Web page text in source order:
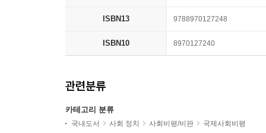
ISBN13 9788970127248
ISBN10 8970127240
관련분류
카테고리 분류
국내도서 사회 정치 사회비평/비판
국제사회비평